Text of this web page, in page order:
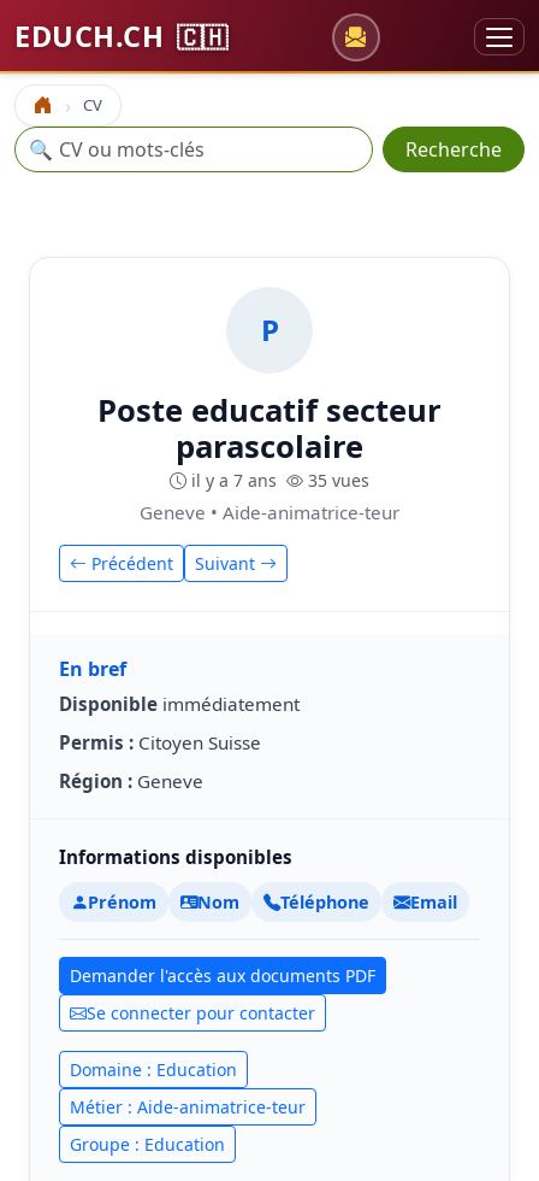
EDUCH.CH 🇨🇭
Accueil CV
Recherche
🔍 Recherche
P
Poste educatif secteur
parascolaire
il y a 7 ans 35 vues
Geneve • Aide-animatrice-teur
Précédent Suivant
En bref
Disponible immédiatement
Permis : Citoyen Suisse
Région : Geneve
Informations disponibles
Prénom Nom Téléphone Email
Demander l'accès aux documents PDF
Se connecter pour contacter
Domaine : Education
Métier : Aide-animatrice-teur
Groupe : Education